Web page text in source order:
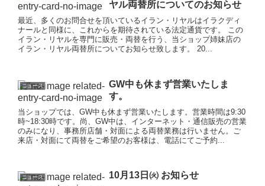
ヤル両替所についてのお知らせ
最近、多くのお問合せを頂いているイラン・リヤルはイラクディ
ナールと同様に、これからを期待されている法定通貨です。 この
イラン・リヤルを専門に販売・両替を行う、当ショップ姉妹店の
イラン・リヤル両替所についてお知らせ致します。 20...
ニュース
GW中も休まず営業いたしま
す。
当ショップでは、GW中も休まず営業いたします。営業時間は9:30
時~18:30時です。尚、GW中は、インターネット・通信販売の営業
のみになり、事務所店舗・対面による両替業務は行いません。ご
来店・対面にて両替をご希望のお客様は、電話にてご予約...
ニュース 10月13日㈫ お知らせ